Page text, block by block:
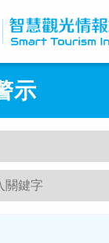
示
示